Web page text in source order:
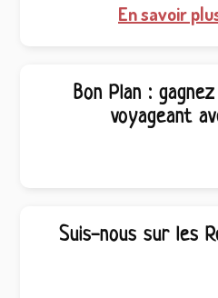
En savoir
Bon Plan :
voyageant
Suis-nous sur les